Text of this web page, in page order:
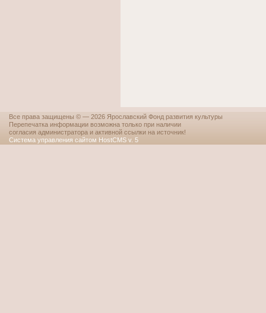
Все права защищены © — 2026 Ярославский Фонд развития культуры
Перепечатка информации возможна только при наличии
согласия администратора и активной ссылки на источник!
Система управления сайтом HostCMS v. 5